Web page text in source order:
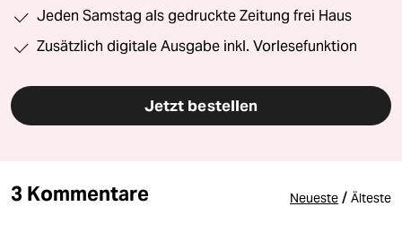
Jeden Samstag als gedruckte Zeitung frei Haus
Zusätzlich digitale Ausgabe inkl. Vorlesefunktion
Jetzt bestellen
3 Kommentare Neueste / Älteste